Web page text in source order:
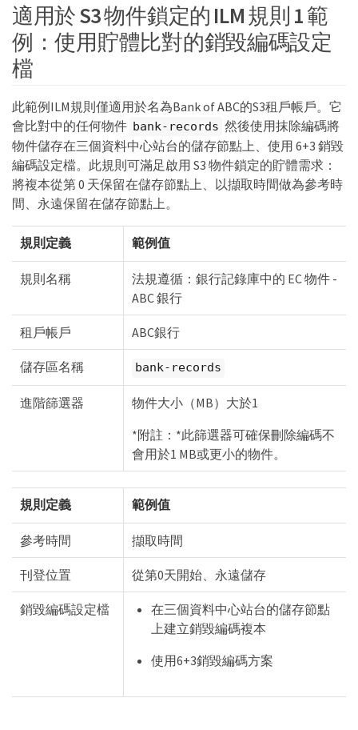
適用於 S3 物件鎖定的 ILM 規則 1 範
例：使用貯體比對的銷毀編碼設定
檔
此範例ILM規則僅適用於名為Bank of ABC的S3租戶帳戶。它
會比對中的任何物件 bank-records 然後使用抹除編碼將
物件儲存在三個資料中心站台的儲存節點上、使用 6+3 銷毀
編碼設定檔。此規則可滿足啟用 S3 物件鎖定的貯體需求：
將複本從第 0 天保留在儲存節點上、以擷取時間做為參考時
間、永遠保留在儲存節點上。
規則定義 範例值
規則名稱
法規遵循：銀行記錄庫中的 EC 物件 -
ABC 銀行
租戶帳戶 ABC銀行
儲存區名稱 bank-records
進階篩選器
物件大小（MB）大於1
*附註：*此篩選器可確保刪除編碼不
會用於1 MB或更小的物件。
規則定義 範例值
參考時間 擷取時間
刊登位置 從第0天開始、永遠儲存
銷毀編碼設定檔
在三個資料中心站台的儲存節點
上建立銷毀編碼複本
使用6+3銷毀編碼方案